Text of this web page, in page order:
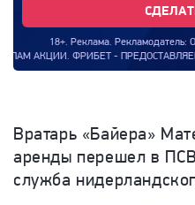
18+. Реклама.
ФРИБЕТ - ПРЕДОСТАВЛЯЕМЫЙ
Вратарь «Байера»
аренды перешел в
служба